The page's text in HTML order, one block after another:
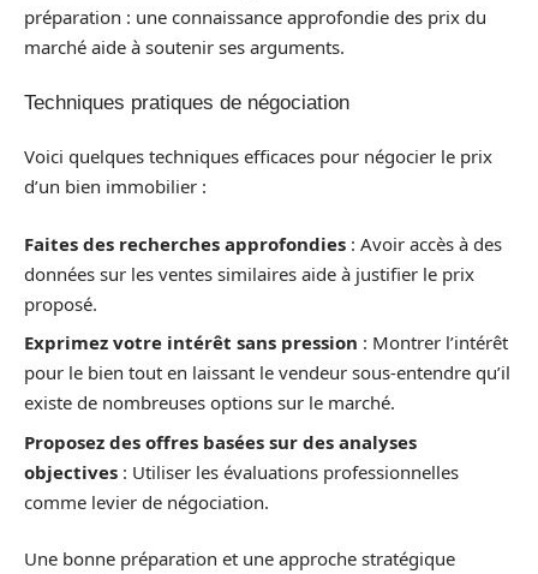
préparation : une connaissance approfondie des prix du
marché aide à soutenir ses arguments.
Techniques pratiques de négociation
Voici quelques techniques efficaces pour négocier le prix
d’un bien immobilier :
Faites des recherches approfondies : Avoir accès à des
données sur les ventes similaires aide à justifier le prix
proposé.
Exprimez votre intérêt sans pression : Montrer l’intérêt
pour le bien tout en laissant le vendeur sous-entendre qu’il
existe de nombreuses options sur le marché.
Proposez des offres basées sur des analyses
objectives : Utiliser les évaluations professionnelles
comme levier de négociation.
Une bonne préparation et une approche stratégique